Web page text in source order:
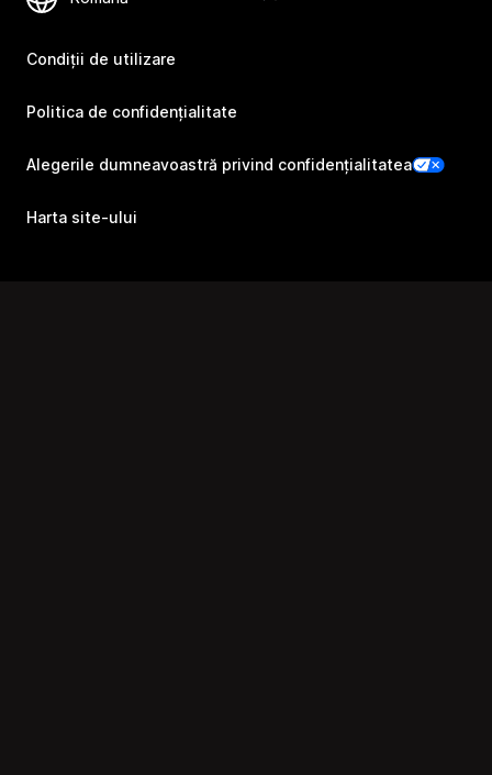
Condiții de utilizare
Politica de confidențialitate
Alegerile dumneavoastră privind confidențialitatea
Harta site-ului